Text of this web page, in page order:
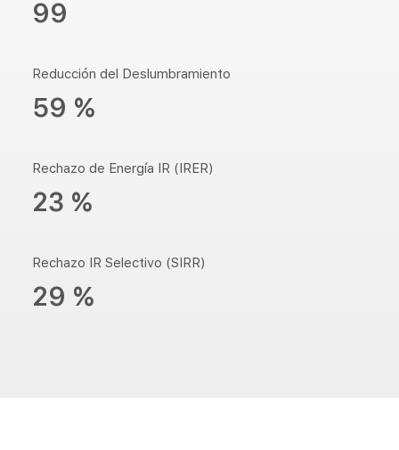
99
Reducción del Deslumbramiento
59 %
Rechazo de Energía IR (IRER)
23 %
Rechazo IR Selectivo (SIRR)
29 %